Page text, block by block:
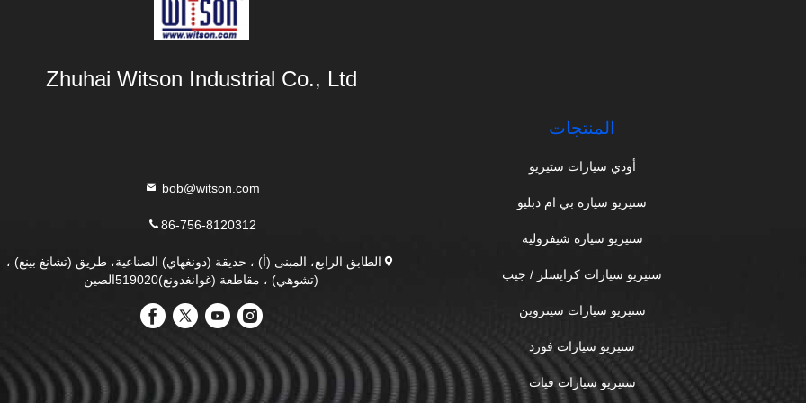
Zhuhai Witson Industrial Co., Ltd
المنتجات
أودي سيارات ستيريو
ستيريو سيارة بي ام دبليو
ستيريو سيارة شيفروليه
ستيريو سيارات كرايسلر / جيب
ستيريو سيارات سيتروين
ستيريو سيارات فورد
ستيريو سيارات فيات
bob@witson.com
86-756-8120312
الطابق الرابع، المبنى (أ) ، حديقة (دونغهاي) الصناعية، طريق (تشانغ بينغ) ،
(تشوهي) ، مقاطعة (غوانغدونغ)519020الصين